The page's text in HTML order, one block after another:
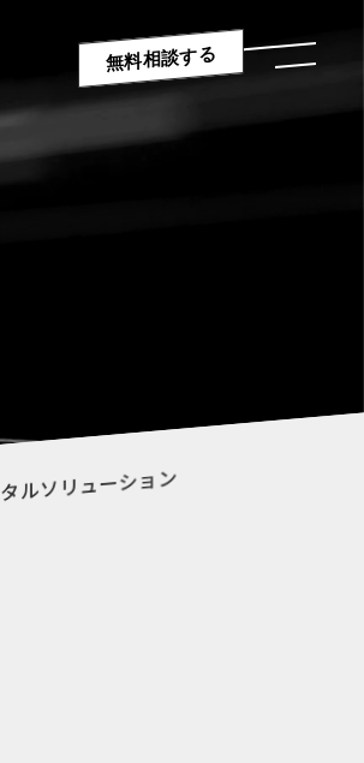
無料相談する
ルソリューション